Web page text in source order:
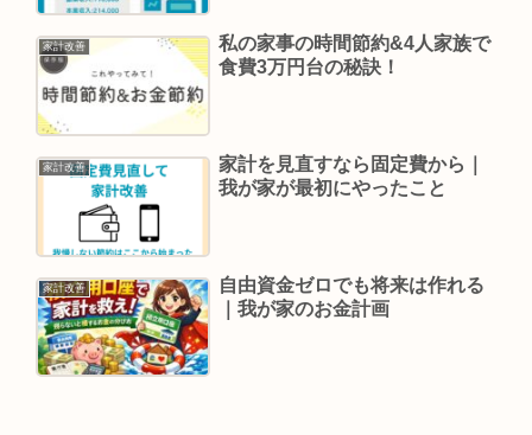
家計改善
私の家事の時間節約&4人家族で
食費3万円台の秘訣！
家計改善
家計を見直すなら固定費から｜
我が家が最初にやったこと
家計改善
自由資金ゼロでも将来は作れる
｜我が家のお金計画